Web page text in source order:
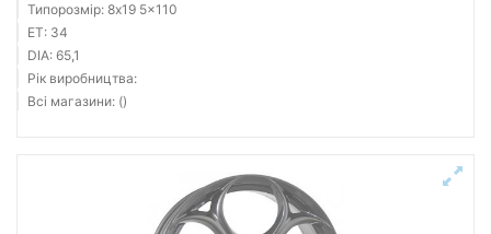
Типорозмір: 8x19 5x110
ET: 34
DIA: 65,1
Рік виробництва:
Всі магазини: ()